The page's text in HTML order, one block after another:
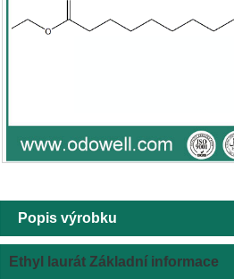
Popis výrobku
Ethyl laurát Základní informace